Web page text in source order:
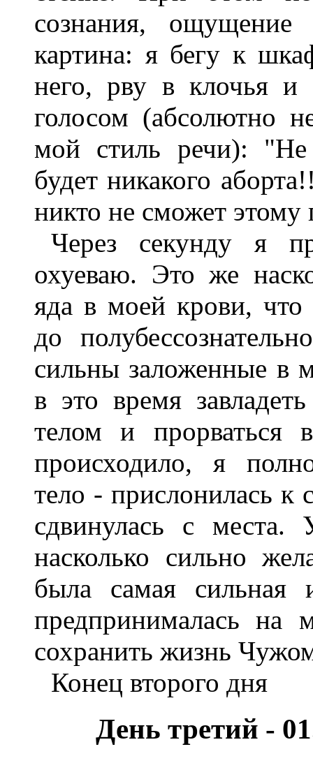
сознания, ощущение
картина: я бегу к
него, рву в клочья и
голосом (абсолютно
мой стиль речи): "Не
будет никакого
никто не сможет
Через секунду я
охуеваю. Это же
яда в моей крови,
до
сильны заложенные в
в это время
телом и прорваться
происходило, я
тело - прислонилась к
сдвинулась с
насколько сильно
была самая сильная
предпринималась
сохранить жизнь
Конец второго дня
День третий -